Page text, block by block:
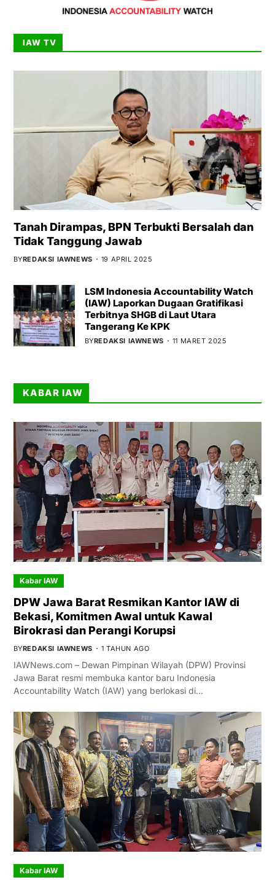
IAW TV
Tanah Dirampas, BPN Terbukti Bersalah dan
Tidak Tanggung Jawab
BYREDAKSI IAWNEWS 19 APRIL 2025
LSM Indonesia Accountability Watch
(IAW) Laporkan Dugaan Gratifikasi
Terbitnya SHGB di Laut Utara
Tangerang Ke KPK
BYREDAKSI IAWNEWS 11 MARET 2025
KABAR IAW
Kabar IAW
DPW Jawa Barat Resmikan Kantor IAW di
Bekasi, Komitmen Awal untuk Kawal
Birokrasi dan Perangi Korupsi
BYREDAKSI IAWNEWS 1 TAHUN AGO
IAWNews.com – Dewan Pimpinan Wilayah (DPW) Provinsi
Jawa Barat resmi membuka kantor baru Indonesia
Accountability Watch (IAW) yang berlokasi di…
Kabar IAW